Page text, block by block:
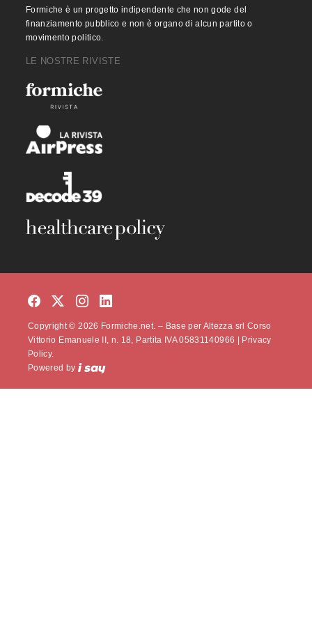
Formiche è un progetto indipendente che non gode del
finanziamento pubblico e non è organo di alcun partito o
movimento politico.
LE NOSTRE RIVISTE
Copyright © 2026 Formiche.net. – Base per Altezza srl Corso
Vittorio Emanuele II, n. 18, Partita IVA 05831140966 | Privacy
Policy.
Powered by